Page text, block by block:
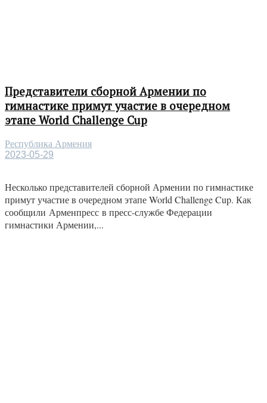
Представители сборной Армении по
гимнастике примут участие в очередном
этапе World Challenge Cup
Республика Армения
2023-05-29
Несколько представителей сборной Армении по гимнастике
примут участие в очередном этапе World Challenge Cup. Как
сообщили Арменпресс в пресс-службе Федерации
гимнастики Армении,...